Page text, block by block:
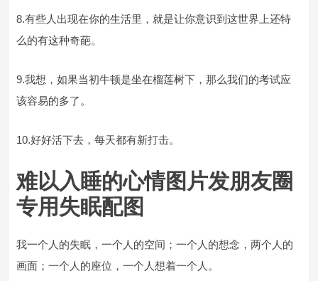
8.有些人出现在你的生活里，就是让你意识到这世界上还特
么的有这种奇葩。
9.我想，如果当初牛顿是坐在榴莲树下，那么我们的考试应
该容易的多了。
10.好好活下去，每天都有新打击。
难以入睡的心情图片发朋友圈
专用失眠配图
我一个人的失眠，一个人的空间；一个人的想念，两个人的
画面；一个人的座位，一个人想着一个人。